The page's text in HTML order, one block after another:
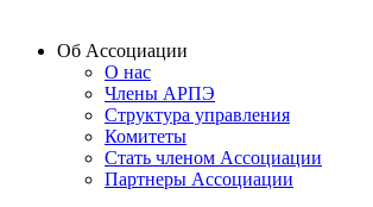
Об Ассоциации
О нас
Члены АРПЭ
Структура управления
Комитеты
Стать членом Ассоциации
Партнеры Ассоциации